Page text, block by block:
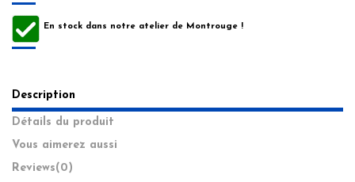
En stock dans notre atelier de Montrouge !
Description
Détails du produit
Vous aimerez aussi
Reviews(0)